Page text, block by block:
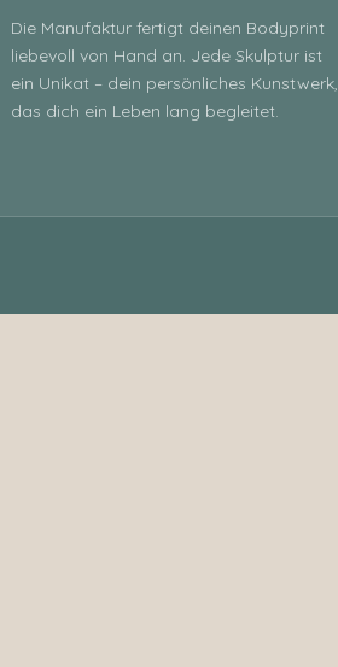
Die Manufaktur fertigt deinen Bodyprint
liebevoll von Hand an. Jede Skulptur ist
ein Unikat – dein persönliches Kunstwerk,
das dich ein Leben lang begleitet.